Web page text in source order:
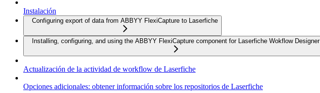
Instalación
Configuring export of data from ABBYY FlexiCapture to Laserfiche
Installing, configuring, and using the ABBYY FlexiCapture component for Laserfiche Wokflow Designer
Actualización de la actividad de workflow de Laserfiche
Opciones adicionales: obtener información sobre los repositorios de Laserfiche